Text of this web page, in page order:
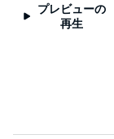
プレビューの
再生